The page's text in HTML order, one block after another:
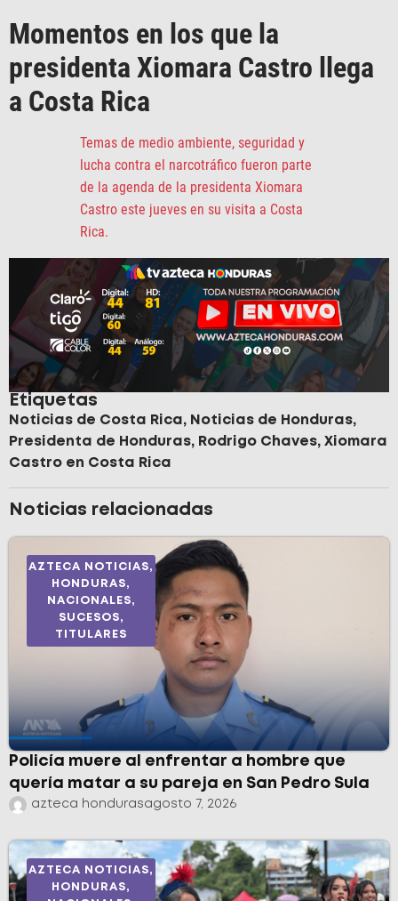
Momentos en los que la
presidenta Xiomara Castro llega
a Costa Rica
Temas de medio ambiente, seguridad y
lucha contra el narcotráfico fueron parte
de la agenda de la presidenta Xiomara
Castro este jueves en su visita a Costa
Rica.
Etiquetas
Noticias de Costa Rica, Noticias de Honduras,
Presidenta de Honduras, Rodrigo Chaves, Xiomara
Castro en Costa Rica
Noticias relacionadas
AZTECA NOTICIAS,
HONDURAS,
NACIONALES,
SUCESOS,
TITULARES
Policía muere al enfrentar a hombre que
quería matar a su pareja en San Pedro Sula
azteca hondurasagosto 7, 2026
AZTECA NOTICIAS,
HONDURAS,